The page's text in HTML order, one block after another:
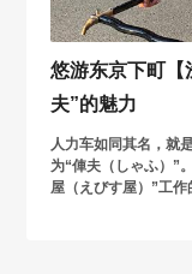
悠游东京下町【
夫”的魅力
人力车如同其名，就
为“俥夫（しゃふ）”
屋（えびす屋）”工